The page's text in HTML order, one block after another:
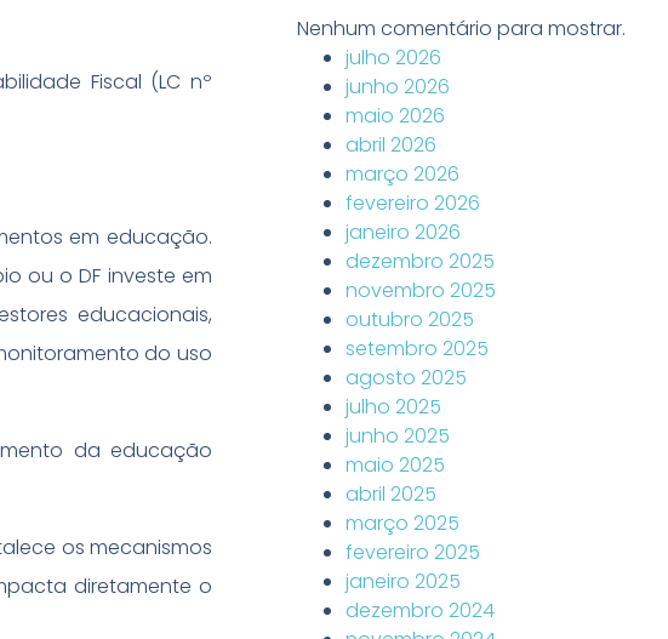
Fiscal (LC nº
em educação.
ou o DF investe em
educacionais,
do uso
da educação
os mecanismos
diretamente o
Nenhum comentário para mostrar.
julho 2026
junho 2026
maio 2026
abril 2026
março 2026
fevereiro 2026
janeiro 2026
dezembro 2025
novembro 2025
outubro 2025
setembro 2025
agosto 2025
julho 2025
junho 2025
maio 2025
abril 2025
março 2025
fevereiro 2025
janeiro 2025
dezembro 2024